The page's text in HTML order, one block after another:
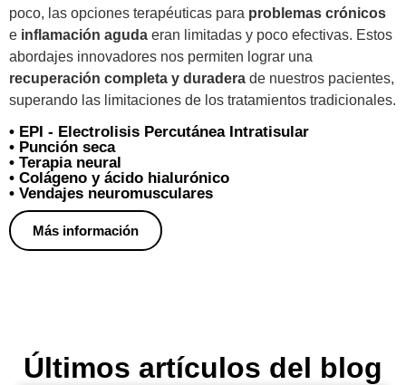
poco, las opciones terapéuticas para problemas crónicos
e inflamación aguda eran limitadas y poco efectivas. Estos
abordajes innovadores nos permiten lograr una
recuperación completa y duradera de nuestros pacientes,
superando las limitaciones de los tratamientos tradicionales.
• EPI - Electrolisis Percutánea Intratisular
• Punción seca
• Terapia neural
• Colágeno y ácido hialurónico
• Vendajes neuromusculares
Más información
Últimos artículos del blog